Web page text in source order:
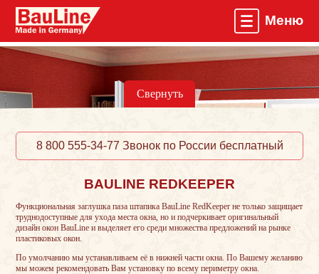
Главная
О компании
Пластиковые окна
Профили ПВХ
Вызвать замерщика
Контакты
Меню
Свернуть
8 800 555-34-77 Звонок по России бесплатный
BAULINE REDKEEPER
Функциональная заглушка паза штапика BauLine RedKeeper не только защищает
труднодоступные для ухода места окна, но и подчеркивает оригинальный
дизайн окон BauLine и выделяет его среди множества предложений на рынке
пластиковых окон.
По умолчанию мы устанавливаем её в нижней части окна. По Вашему желанию
мы можем рекомендовать Вам установку по всему периметру окна.